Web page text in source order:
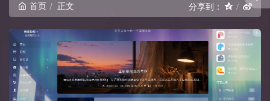
首页 正文 分享到：